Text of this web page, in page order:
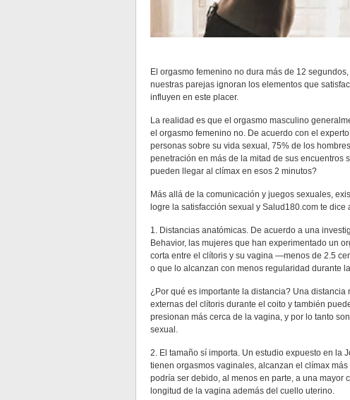
El orgasmo femenino no dura más de 12
nuestras parejas ignoran los elementos que
influyen en este placer.
La realidad es que el orgasmo masculino
el orgasmo femenino no. De acuerdo con el
personas sobre su vida sexual, 75% de los
penetración en más de la mitad de sus encuentros
pueden llegar al clímax en esos 2 minutos?
Más allá de la comunicación y juegos sexuales,
logre la satisfacción sexual y Salud180.com te dice
1. Distancias anatómicas. De acuerdo a una
Behavior, las mujeres que han experimentado un
corta entre el clítoris y su vagina —menos de 2.5
o que lo alcanzan con menos regularidad durante
¿Por qué es importante la distancia? Una
externas del clítoris durante el coito y también
presionan más cerca de la vagina, y por lo tanto
sexual.
2. El tamaño sí importa. Un estudio expuesto en la
tienen orgasmos vaginales, alcanzan el clímax
podría ser debido, al menos en parte, a una
longitud de la vagina además del cuello uterino.